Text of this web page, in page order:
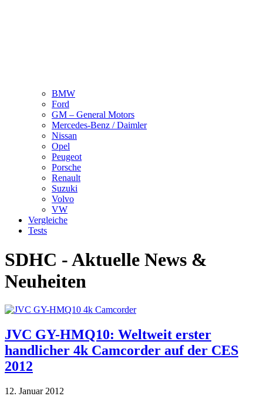
BMW
Ford
GM – General Motors
Mercedes-Benz / Daimler
Nissan
Opel
Peugeot
Porsche
Renault
Suzuki
Volvo
VW
Vergleiche
Tests
SDHC - Aktuelle News &
Neuheiten
JVC GY-HMQ10: Weltweit erster
handlicher 4k Camcorder auf der CES
2012
12. Januar 2012